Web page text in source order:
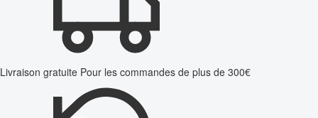
Livraison gratuite Pour les commandes de plus de 300€